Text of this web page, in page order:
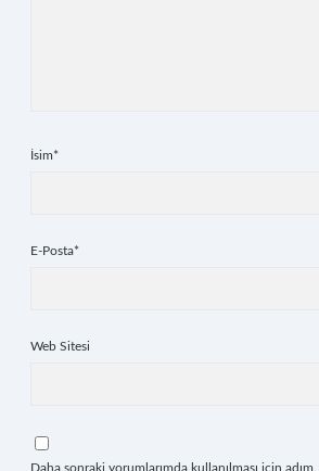
İsim*
E-Posta*
Web Sitesi
Daha sonraki yorumlarımda kullanılması için